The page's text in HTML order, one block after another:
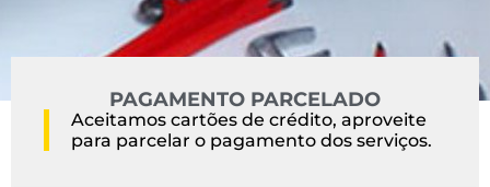
PAGAMENTO PARCELADO
Aceitamos cartões de crédito, aproveite
para parcelar o pagamento dos serviços.